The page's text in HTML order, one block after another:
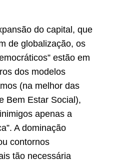
do capital, que
de globalização, os
estão em
dos modelos
(na melhor das
Bem Estar Social),
apenas a
A dominação
contornos
tão necessária